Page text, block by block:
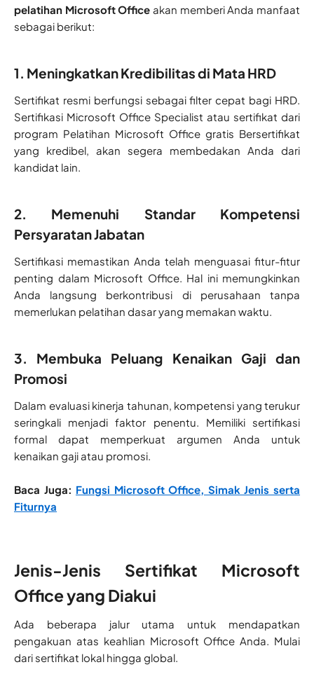
pelatihan Microsoft Office akan memberi Anda manfaat
sebagai berikut:
1. Meningkatkan Kredibilitas di Mata HRD
Sertifikat resmi berfungsi sebagai filter cepat bagi HRD.
Sertifikasi Microsoft Office Specialist atau sertifikat dari
program Pelatihan Microsoft Office gratis Bersertifikat
yang kredibel, akan segera membedakan Anda dari
kandidat lain.
2. Memenuhi Standar Kompetensi
Persyaratan Jabatan
Sertifikasi memastikan Anda telah menguasai fitur-fitur
penting dalam Microsoft Office. Hal ini memungkinkan
Anda langsung berkontribusi di perusahaan tanpa
memerlukan pelatihan dasar yang memakan waktu.
3. Membuka Peluang Kenaikan Gaji dan
Promosi
Dalam evaluasi kinerja tahunan, kompetensi yang terukur
seringkali menjadi faktor penentu. Memiliki sertifikasi
formal dapat memperkuat argumen Anda untuk
kenaikan gaji atau promosi.
Baca Juga: Fungsi Microsoft Office, Simak Jenis serta
Fiturnya
Jenis-Jenis Sertifikat Microsoft
Office yang Diakui
Ada beberapa jalur utama untuk mendapatkan
pengakuan atas keahlian Microsoft Office Anda. Mulai
dari sertifikat lokal hingga global.